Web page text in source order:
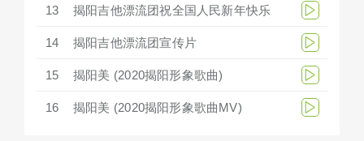
13 揭阳吉他漂流团祝全国人民新年快乐
14 揭阳吉他漂流团宣传片
15 揭阳美 (2020揭阳形象歌曲)
16 揭阳美 (2020揭阳形象歌曲MV)